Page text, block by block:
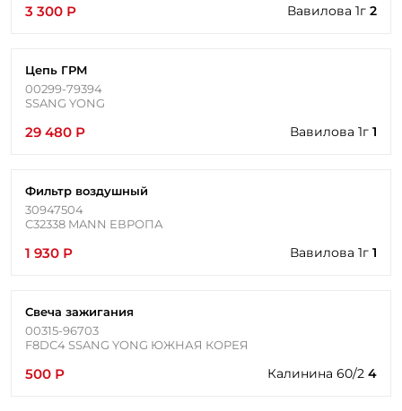
3 300 Р Вавилова 1г 2
Цепь ГРМ
00299-79394
SSANG YONG
29 480 Р Вавилова 1г 1
Фильтр воздушный
30947504
C32338 MANN ЕВРОПА
1 930 Р Вавилова 1г 1
Свеча зажигания
00315-96703
F8DC4 SSANG YONG ЮЖНАЯ КОРЕЯ
500 Р Калинина 60/2 4